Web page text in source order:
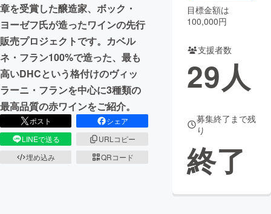
CAMPFIREふるさと納税
コミュニティ
章を受賞した醸造家、ボック・
ヨーゼフ氏が造ったワインの先行
販売プロジェクトです。カベル
ネ・フラン100%で造った、最も
高いDHCという格付けのヴィッ
ラーニ・フランを中心に3種類の
最高品質の赤ワインをご紹介。
ポスト
シェア
LINEで送る
URLコピー
埋め込み
QRコード
目標金額は
100,000円
支援者数
29人
募集終了まで残
り
終了